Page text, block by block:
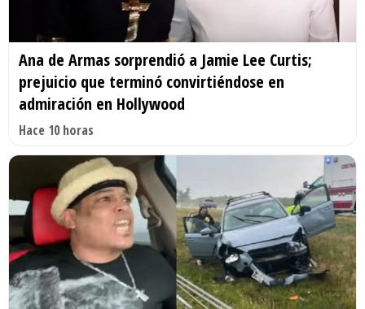
Ana de Armas sorprendió a Jamie Lee Curtis;
prejuicio que terminó convirtiéndose en
admiración en Hollywood
Hace 10 horas